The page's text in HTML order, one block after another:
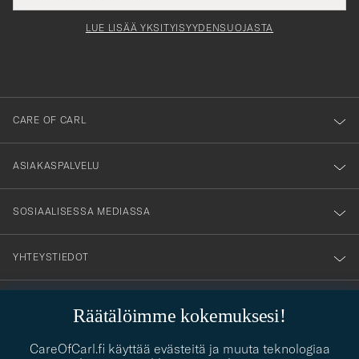
Räätälöimme kokemuksesi!
CareOfCarl.fi käyttää evästeitä ja muuta teknologiaa
tieto
för
dig
till
vårt
nyhetsbrev!
LUE LISÄÄ YKSITYISYYDENSUOJASTA
CARE OF CARL
ASIAKASPALVELU
SOSIAALISESSA MEDIASSA
YHTEYSTIEDOT
PUKEUTUMISNEUVONTA
Kaipaatko apua oman tyylisi löytämiseen? Me autamme sinua